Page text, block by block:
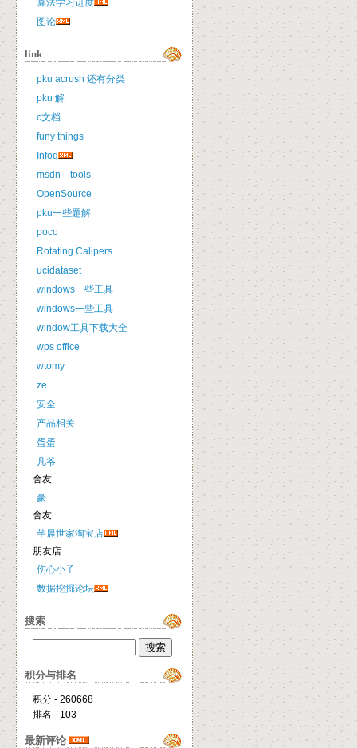
算法学习进度
图论
link
pku acrush 还有分类
pku 解
c文档
funy things
Infoq
msdn—tools
OpenSource
pku一些题解
poco
Rotating Calipers
ucidataset
windows一些工具
windows一些工具
window工具下载大全
wps office
wtomy
ze
安全
产品相关
蛋蛋
凡爷
舍友
豪
舍友
芊晨世家淘宝店
朋友店
伤心小子
数据挖掘论坛
搜索
积分与排名
积分 - 260668
排名 - 103
最新评论